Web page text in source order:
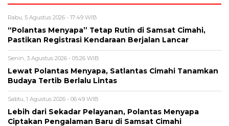
Rabu, 5 Agustus 2026 - 17:49 WIB
“Polantas Menyapa” Tetap Rutin di Samsat Cimahi,
Pastikan Registrasi Kendaraan Berjalan Lancar
Senin, 3 Agustus 2026 - 05:26 WIB
Lewat Polantas Menyapa, Satlantas Cimahi Tanamkan
Budaya Tertib Berlalu Lintas
Sabtu, 1 Agustus 2026 - 06:49 WIB
Lebih dari Sekadar Pelayanan, Polantas Menyapa
Ciptakan Pengalaman Baru di Samsat Cimahi